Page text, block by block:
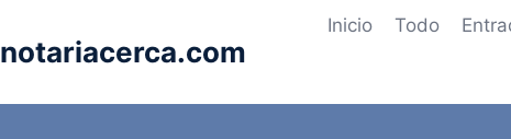
notariacerca.com
Inicio Todo